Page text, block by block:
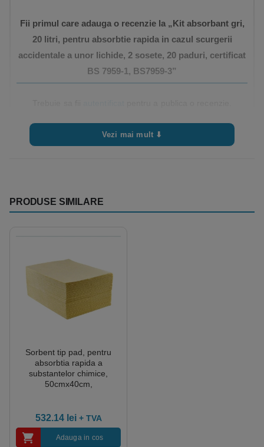
Fii primul care adauga o recenzie la „Kit absorbant gri,
20 litri, pentru absorbtie rapida in cazul scurgerii
accidentale a unor lichide, 2 sosete, 20 paduri, certificat
BS 7959-1, BS7959-3”
Vezi mai mult ⬇
PRODUSE SIMILARE
Sorbent tip pad, pentru
absorbtia rapida a
substantelor chimice,
50cmx40cm,
532.14 lei + TVA
Adauga in cos